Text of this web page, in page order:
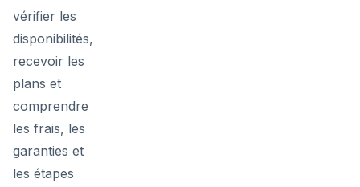
vérifier les
disponibilités,
recevoir les
plans et
comprendre
les frais, les
garanties et
les étapes